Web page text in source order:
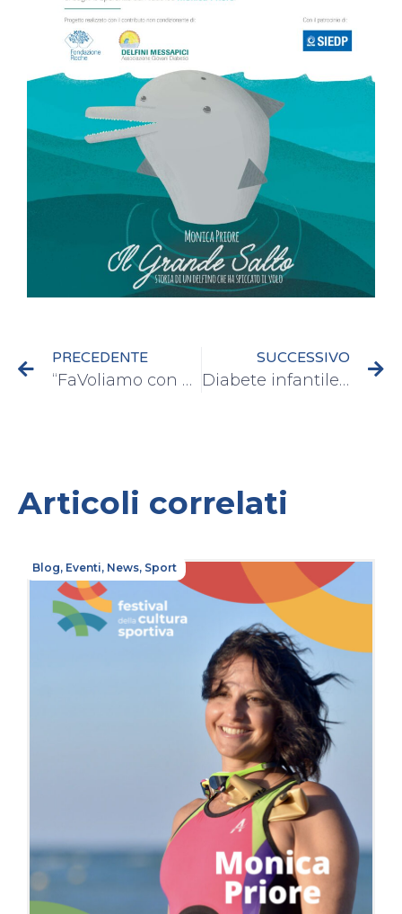
PRECEDENTE
“FaVoliamo con Denny” – Verona
SUCCESSIVO
Diabete infantile, una patologia “lunga tutta una vita”
Articoli correlati
Blog, Eventi, News, Sport